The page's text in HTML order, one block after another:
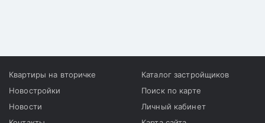
Квартиры на вторичке
Новостройки
Новости
Каталог застройщиков
Поиск по карте
Личный кабинет